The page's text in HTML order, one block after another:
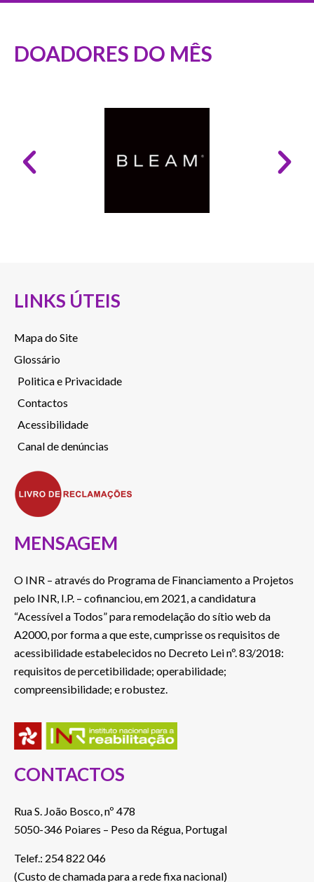
DOADORES DO MÊS
LINKS ÚTEIS
Mapa do Site
Glossário
Politica e Privacidade
Contactos
Acessibilidade
Canal de denúncias
MENSAGEM
O INR – através do Programa de Financiamento a Projetos
pelo INR, I.P. – cofinanciou, em 2021, a candidatura
“Acessível a Todos” para remodelação do sítio web da
A2000, por forma a que este, cumprisse os requisitos de
acessibilidade estabelecidos no Decreto Lei nº. 83/2018:
requisitos de percetibilidade; operabilidade;
compreensibilidade; e robustez.
CONTACTOS
Rua S. João Bosco, nº 478
5050-346 Poiares – Peso da Régua, Portugal
Telef.: 254 822 046
(Custo de chamada para a rede fixa nacional)